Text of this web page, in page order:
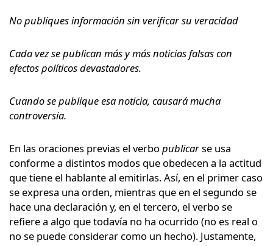
No publiques información sin verificar su veracidad
Cada vez se publican más y más noticias falsas con
efectos políticos devastadores.
Cuando se publique esa noticia, causará mucha
controversia.
En las oraciones previas el verbo publicarse usa
conforme a distintos modos que obedecen a la actitud
que tiene el hablante al emitirlas. Así, en el primer caso
se expresa una orden, mientras que en el segundo se
hace una declaración y, en el tercero, el verbo se
refiere a algo que todavía no ha ocurrido (no es real o
no se puede considerar como un hecho). Justamente,